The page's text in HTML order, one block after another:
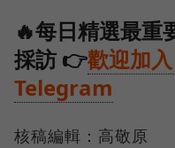
🔥每日精選最重
採訪 👉歡迎加
Telegram
核稿編輯：高敬原